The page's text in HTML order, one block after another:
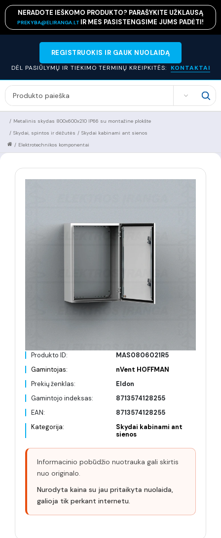
NERADOTE IEŠKOMO PRODUKTO? PARAŠYKITE UŽKLAUSĄ
PREKYBA@ELIRANGA.LT IR MES PASISTENGSIME JUMS PADĖTI!
REGISTRUOKIS IR GAUK NUOLAIDĄ
DĖL PASIŪLYMŲ IR TIEKIMO TERMINŲ KREIPKITĖS: KONTAKTAI
SEARCH
Metalinis skydas 800x600x210 IP66 su montažine plokšte
/
Skydai kabinami ant sienos
/
Skydai, spintos ir dėžutės
/
Elektrotechnikos komponentai
/
Produkto ID:
MAS0806021R5
Gamintojas:
nVent HOFFMAN
Prekių ženklas:
Eldon
Gamintojo indeksas:
8713574128255
EAN:
8713574128255
Kategorija:
Skydai kabinami ant
sienos
Informacinio pobūdžio nuotrauka gali skirtis
nuo originalo.
Nurodyta kaina su jau pritaikyta nuolaida,
galioja tik perkant internetu.